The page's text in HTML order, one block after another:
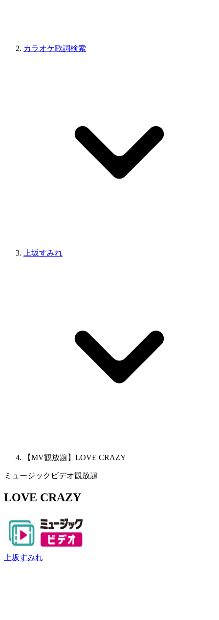
カラオケ歌詞検索
上坂すみれ
【MV観放題】LOVE CRAZY
ミュージックビデオ観放題
LOVE CRAZY
上坂すみれ